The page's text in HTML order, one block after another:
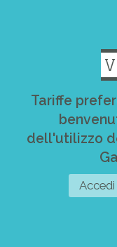
Tariffe
dell'utilizzo